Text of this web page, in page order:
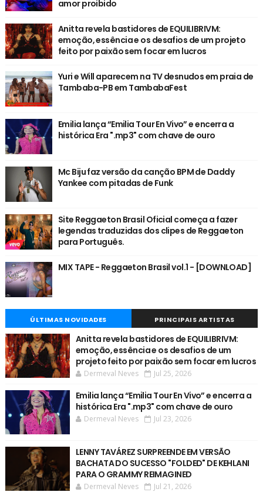
amor proibido
Anitta revela bastidores de EQUILIBRIVM:
emoção, essência e os desafios de um projeto
feito por paixão sem focar em lucros
Yuri e Will aparecem na TV desnudos em praia de
Tambaba-PB em TambabaFest
Emilia lança “Emilia Tour En Vivo” e encerra a
histórica Era ".mp3" com chave de ouro
Mc Biju faz versão da canção BPM de Daddy
Yankee com pitadas de Funk
Site Reggaeton Brasil Oficial começa a fazer
legendas traduzidas dos clipes de Reggaeton
para Português.
MIX TAPE - Reggaeton Brasil vol.1 - [DOWNLOAD]
ÚLTIMAS NOVIDADES PRINCIPAIS ARTISTAS
Anitta revela bastidores de EQUILIBRIVM:
emoção, essência e os desafios de um
projeto feito por paixão sem focar em lucros
Dermeval Neves Jul 25, 2026
Emilia lança “Emilia Tour En Vivo” e encerra a
histórica Era ".mp3" com chave de ouro
Dermeval Neves Jul 23, 2026
LENNY TAVÁREZ SURPREENDE EM VERSÃO
BACHATA DO SUCESSO "FOLDED" DE KEHLANI
PARA O GRAMMY REIMAGINED
Dermeval Neves Jul 21, 2026